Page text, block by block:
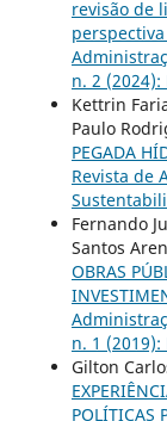
revisão de
n. 2 (2024):
Kettrin
Paulo
PEGADA
Revista de
Fernando
Santos
OBRAS
n. 1 (2019):
Gilton
POLÍTICAS